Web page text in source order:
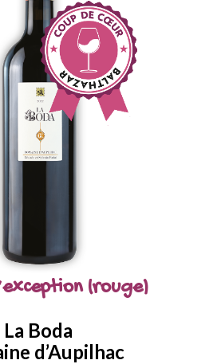
(rouge)
La Boda
d’Aupilhac